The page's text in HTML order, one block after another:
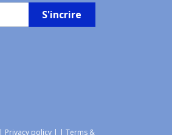
S'incrire
| Privacy policy | | Terms &